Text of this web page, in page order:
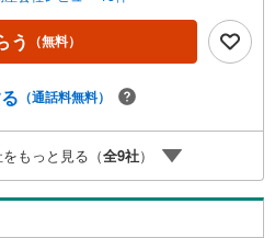
きもの。 物件の選定や住宅ローンは
からこその情報をお伝え、ご提案いた
一無二の不動産をお手伝いいたしま
ご検討頂けるようご案内しておりま
い合わせください。 営業時間:
う （無料）
（通話料無料）
もっと見る（全9社）